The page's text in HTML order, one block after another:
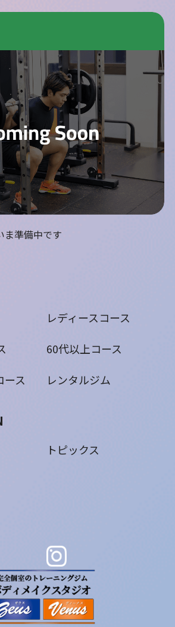
ま準備中です
レディースコース
60代以上コース
ース
レンタルジム
トピックス